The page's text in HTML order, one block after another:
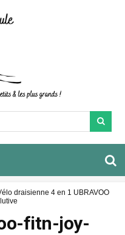
draisienne 4 en 1 UBRAVOO
fitn-joy-